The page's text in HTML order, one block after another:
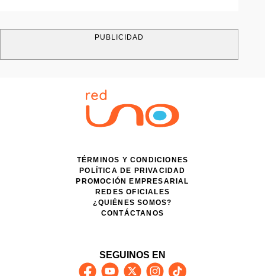
PUBLICIDAD
TÉRMINOS Y CONDICIONES
POLÍTICA DE PRIVACIDAD
PROMOCIÓN EMPRESARIAL
REDES OFICIALES
¿QUIÉNES SOMOS?
CONTÁCTANOS
SEGUINOS EN